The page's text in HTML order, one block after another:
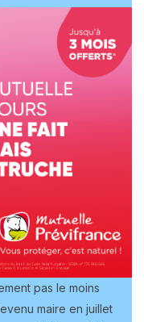
pas le moins
maire en juillet